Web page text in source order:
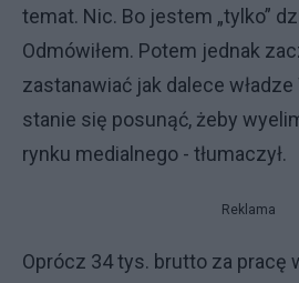
temat. Nic. Bo jestem „tylko”
Odmówiłem. Potem jednak
zastanawiać jak dalece władze
stanie się posunąć, żeby
rynku medialnego - tłumaczył.
Reklama
Oprócz 34 tys. brutto za pracę